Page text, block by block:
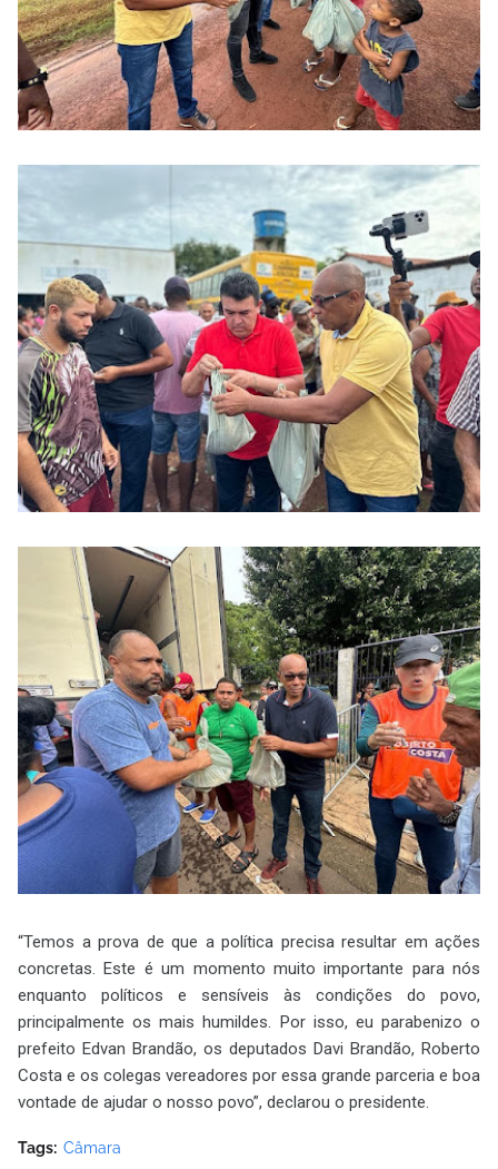
“Temos a prova de que a política precisa resultar em ações
concretas. Este é um momento muito importante para nós
enquanto políticos e sensíveis às condições do povo,
principalmente os mais humildes. Por isso, eu parabenizo o
prefeito Edvan Brandão, os deputados Davi Brandão, Roberto
Costa e os colegas vereadores por essa grande parceria e boa
vontade de ajudar o nosso povo”, declarou o presidente.
Tags: Câmara